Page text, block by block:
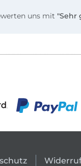
uns mit "Sehr